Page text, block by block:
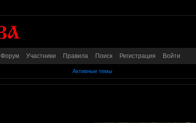
Форум Участники Правила Поиск Регистрация Войти
Активные темы